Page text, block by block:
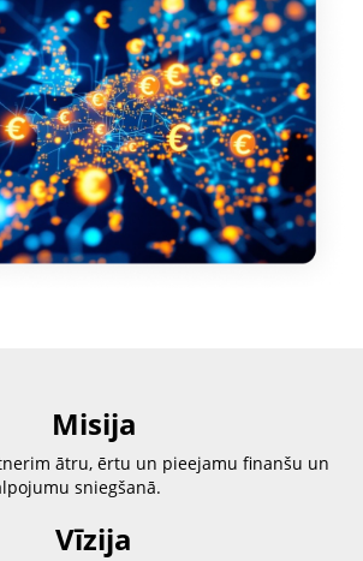
Misija
ātru, ērtu un pieejamu finanšu un
sniegšanā.
Vīzija